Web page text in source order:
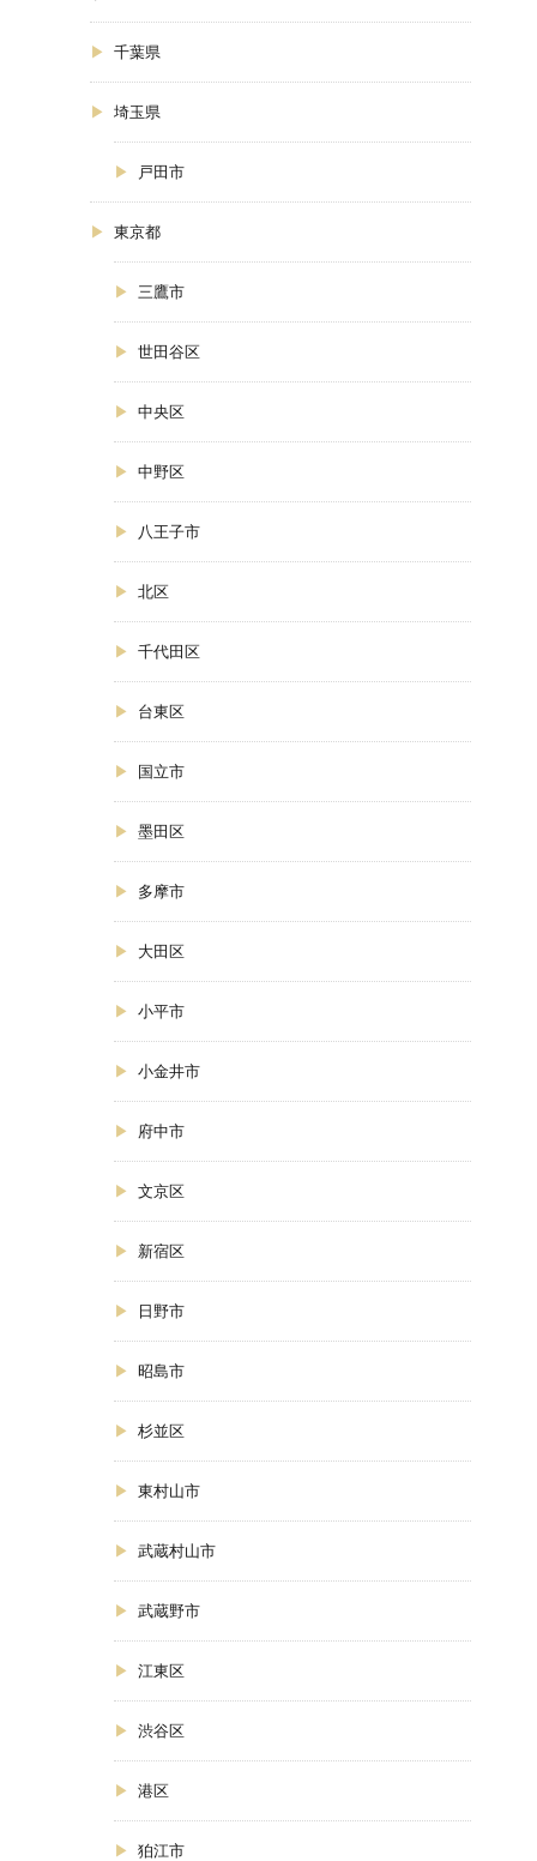
千葉県
埼玉県
戸田市
東京都
三鷹市
世田谷区
中央区
中野区
八王子市
北区
千代田区
台東区
国立市
墨田区
多摩市
大田区
小平市
小金井市
府中市
文京区
新宿区
日野市
昭島市
杉並区
東村山市
武蔵村山市
武蔵野市
江東区
渋谷区
港区
狛江市